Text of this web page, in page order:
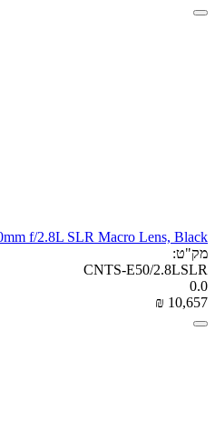
f/2.8L SLR Macro Lens, Black
מק"ט:
CNTS-E50/2.8LSLR
0.0
₪ 10,657